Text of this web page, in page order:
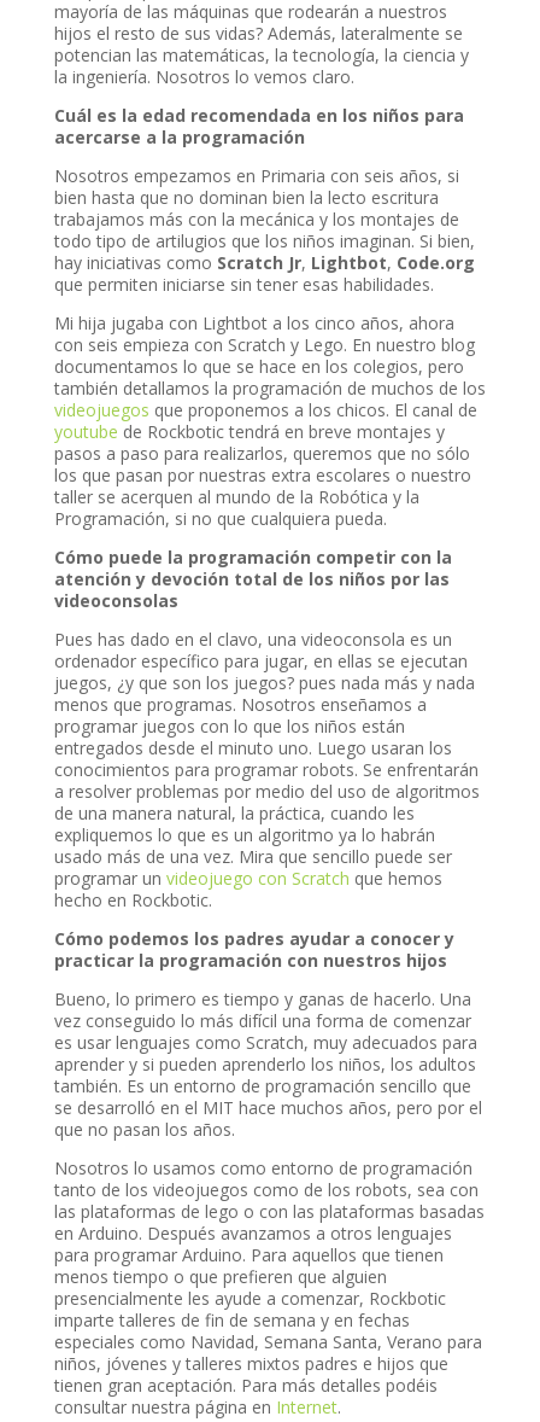
mayoría de las máquinas que rodearán a nuestros
hijos el resto de sus vidas? Además, lateralmente se
potencian las matemáticas, la tecnología, la ciencia y
la ingeniería. Nosotros lo vemos claro.
Cuál es la edad recomendada en los niños para
acercarse a la programación
Nosotros empezamos en Primaria con seis años, si
bien hasta que no dominan bien la lecto escritura
trabajamos más con la mecánica y los montajes de
todo tipo de artilugios que los niños imaginan. Si bien,
hay iniciativas como Scratch Jr, Lightbot, Code.org
que permiten iniciarse sin tener esas habilidades.
Mi hija jugaba con Lightbot a los cinco años, ahora
con seis empieza con Scratch y Lego. En nuestro blog
documentamos lo que se hace en los colegios, pero
también detallamos la programación de muchos de los
videojuegos que proponemos a los chicos. El canal de
youtube de Rockbotic tendrá en breve montajes y
pasos a paso para realizarlos, queremos que no sólo
los que pasan por nuestras extra escolares o nuestro
taller se acerquen al mundo de la Robótica y la
Programación, si no que cualquiera pueda.
Cómo puede la programación competir con la
atención y devoción total de los niños por las
videoconsolas
Pues has dado en el clavo, una videoconsola es un
ordenador específico para jugar, en ellas se ejecutan
juegos, ¿y que son los juegos? pues nada más y nada
menos que programas. Nosotros enseñamos a
programar juegos con lo que los niños están
entregados desde el minuto uno. Luego usaran los
conocimientos para programar robots. Se enfrentarán
a resolver problemas por medio del uso de algoritmos
de una manera natural, la práctica, cuando les
expliquemos lo que es un algoritmo ya lo habrán
usado más de una vez. Mira que sencillo puede ser
programar un videojuego con Scratch que hemos
hecho en Rockbotic.
Cómo podemos los padres ayudar a conocer y
practicar la programación con nuestros hijos
Bueno, lo primero es tiempo y ganas de hacerlo. Una
vez conseguido lo más difícil una forma de comenzar
es usar lenguajes como Scratch, muy adecuados para
aprender y si pueden aprenderlo los niños, los adultos
también. Es un entorno de programación sencillo que
se desarrolló en el MIT hace muchos años, pero por el
que no pasan los años.
Nosotros lo usamos como entorno de programación
tanto de los videojuegos como de los robots, sea con
las plataformas de lego o con las plataformas basadas
en Arduino. Después avanzamos a otros lenguajes
para programar Arduino. Para aquellos que tienen
menos tiempo o que prefieren que alguien
presencialmente les ayude a comenzar, Rockbotic
imparte talleres de fin de semana y en fechas
especiales como Navidad, Semana Santa, Verano para
niños, jóvenes y talleres mixtos padres e hijos que
tienen gran aceptación. Para más detalles podéis
consultar nuestra página en Internet.